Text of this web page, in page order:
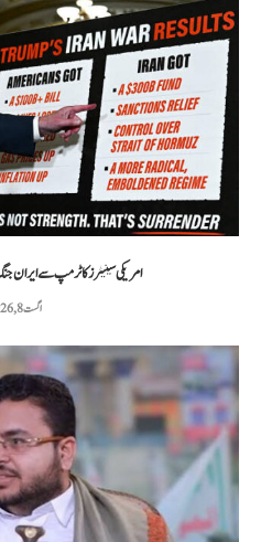
امریکی سینیٹرز کا ٹرمپ سے ایران
اگست 8, 2026